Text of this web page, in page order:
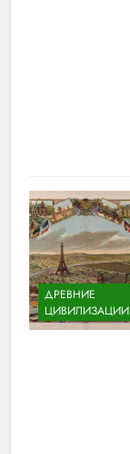
ДРЕВНИЕ
ЦИВИЛИЗАЦИИ